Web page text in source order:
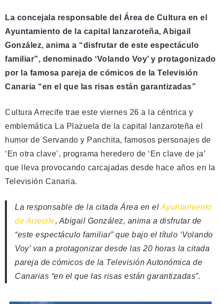
La concejala responsable del Área de Cultura en el
Ayuntamiento de la capital lanzaroteña, Abigail
González, anima a “disfrutar de este espectáculo
familiar”, denominado ‘Volando Voy’ y protagonizado
por la famosa pareja de cómicos de la Televisión
Canaria “en el que las risas están garantizadas”
Cultura Arrecife trae este viernes 26 a la céntrica y
emblemática La Plazuela de la capital lanzaroteña el
humor de Servando y Panchita, famosos personajes de
‘En otra clave’, programa heredero de ‘En clave de ja’
que lleva provocando carcajadas desde hace años en la
Televisión Canaria.
La responsable de la citada Área en el Ayuntamiento
de Arrecife, Abigail González, anima a disfrutar de
“este espectáculo familiar” que bajo el título ‘Volando
Voy’ van a protagonizar desde las 20 horas la citada
pareja de cómicos de la Televisión Autonómica de
Canarias “en el que las risas están garantizadas”.